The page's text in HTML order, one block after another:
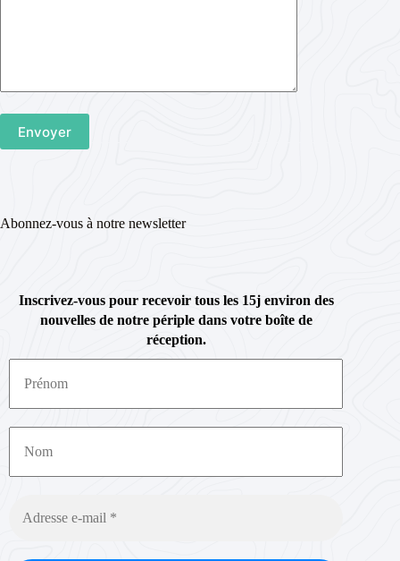
Abonnez-vous à notre newsletter
Inscrivez-vous pour recevoir tous les 15j environ des
nouvelles de notre périple dans votre boîte de
réception.